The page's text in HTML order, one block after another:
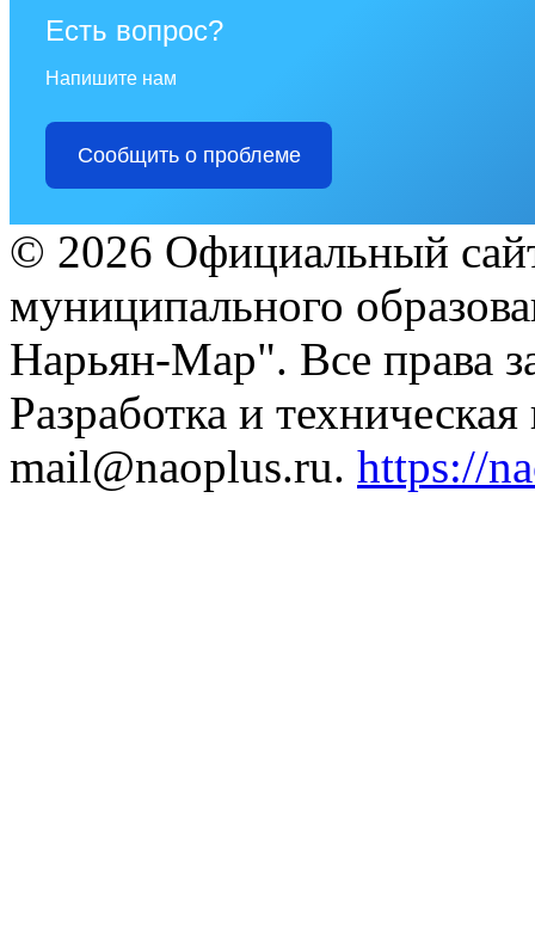
Есть вопрос?
Напишите нам
Сообщить о проблеме
© 2026 Официальный
муниципального
Нарьян-Мар". Все права
Разработка и
mail@naoplus.ru. https://